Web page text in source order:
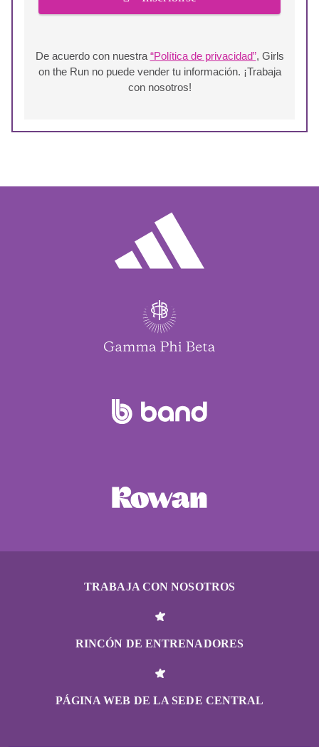
De acuerdo con nuestra “Política de privacidad”, Girls
on the Run no puede vender tu información. ¡Trabaja
con nosotros!
TRABAJA CON NOSOTROS
RINCÓN DE ENTRENADORES
PÁGINA WEB DE LA SEDE CENTRAL